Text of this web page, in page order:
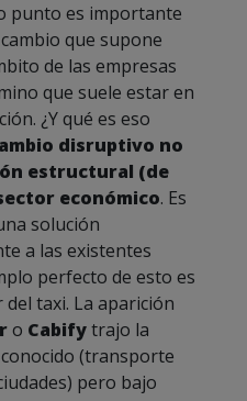
punto es importante
que supone
de las empresas
que suele estar en
¿Y qué es eso
disruptivo no
estructural (de
económico. Es
solución
a las existentes
perfecto de esto es
taxi. La aparición
o Cabifytrajo la
(transporte
pero bajo